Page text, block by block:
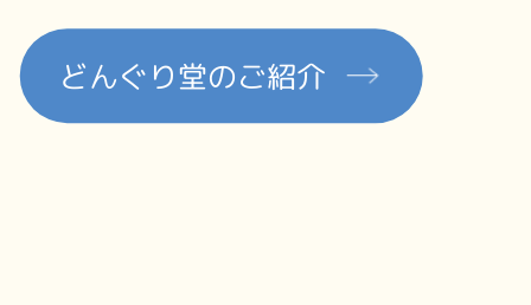
どんぐり堂のご紹介